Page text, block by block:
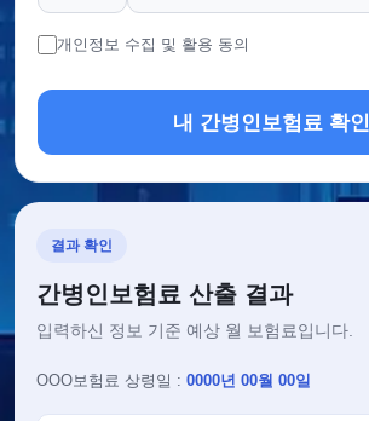
개인정보 수집 및 활용 동의
내 간병인보험료 확인
결과 확인
간병인보험료 산출 결과
입력하신 정보 기준 예상 월 보험료입니다.
OOO보험료 상령일 : 0000년 00월 00일